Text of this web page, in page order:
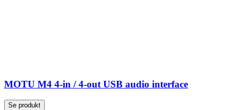
MOTU M4 4-in / 4-out USB audio interface
Se produkt